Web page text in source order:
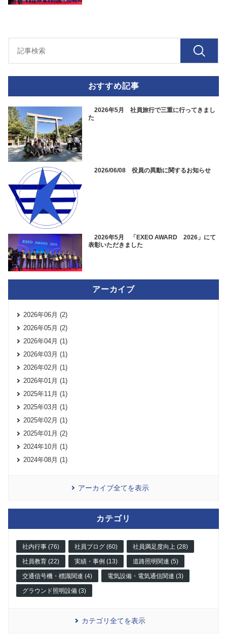
おすすめ記事
2026年5月 社員旅行で三重に行ってきまし
た
2026/06/08 役員の異動に関するお知らせ
2026年5月 「EXEO AWARD 2026」にて
表彰いただきました
アーカイブ
2026年06月 (2)
2026年05月 (2)
2026年04月 (1)
2026年03月 (1)
2026年02月 (1)
2026年01月 (1)
2025年11月 (1)
2025年03月 (1)
2025年02月 (1)
2025年01月 (2)
2024年10月 (1)
2024年08月 (1)
アーカイブ全てを表示
カテゴリ
社内行事 (76) 社員ブログ (60) 社員満足度向上 (28)
社員教育 (22) 実績・事例 (13) 道路照明関連 (5)
交通信号機・標識関連 (4) 電気設備・電気通信関連 (3)
グラウンド照明設備 (3)
カテゴリ全てを表示